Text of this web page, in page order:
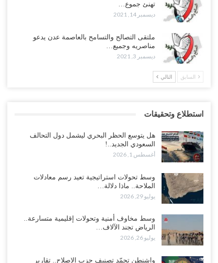
تهنئ جموع…
ديسمبر 14, 2021
ملتقى التصالح والتسامح بالعاصمة عدن يدعو
مناصريه وجميع…
ديسمبر 3, 2021
السابق التالي
استطلاع وتحقيقات
هل يتوسع الحظر البحري ليشمل دول التحالف
السعودي الجديد..!
أغسطس 1, 2026
وسط تحولات استراتيجية تعيد رسم معادلات
الملاحة.. ماذا دلالة…
يوليو 29, 2026
وسط مخاوف أمنية وتحولات إقليمية متسارعة..
الرياض تجند الآلاف…
يوليو 26, 2026
واشنطن تجمّد تصنيف حزب الإصلاح.. تقارير